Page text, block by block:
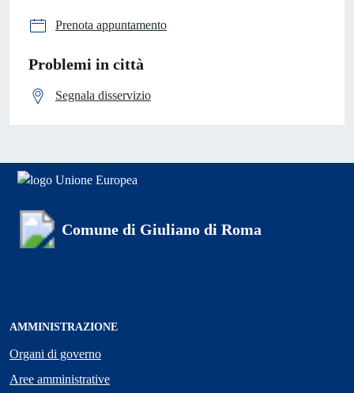
Prenota appuntamento
Problemi in città
Segnala disservizio
Comune di Giuliano di Roma
AMMINISTRAZIONE
Organi di governo
Aree amministrative